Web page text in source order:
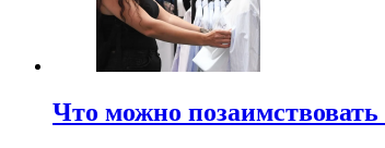
Что можно позаимствовать